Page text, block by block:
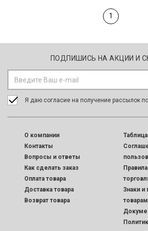
1
ПОДПИШИСЬ НА АКЦИИ И
Я даю согласие на получение рассылок
O компании
Контакты
Вопросы и ответы
Как сделать заказ
Оплата товара
Доставка товара
Возврат товара
Знаки и